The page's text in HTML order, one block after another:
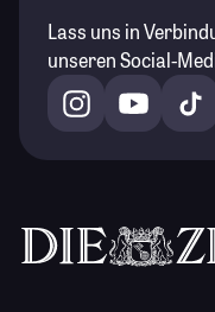
Lass uns in
unseren Social-